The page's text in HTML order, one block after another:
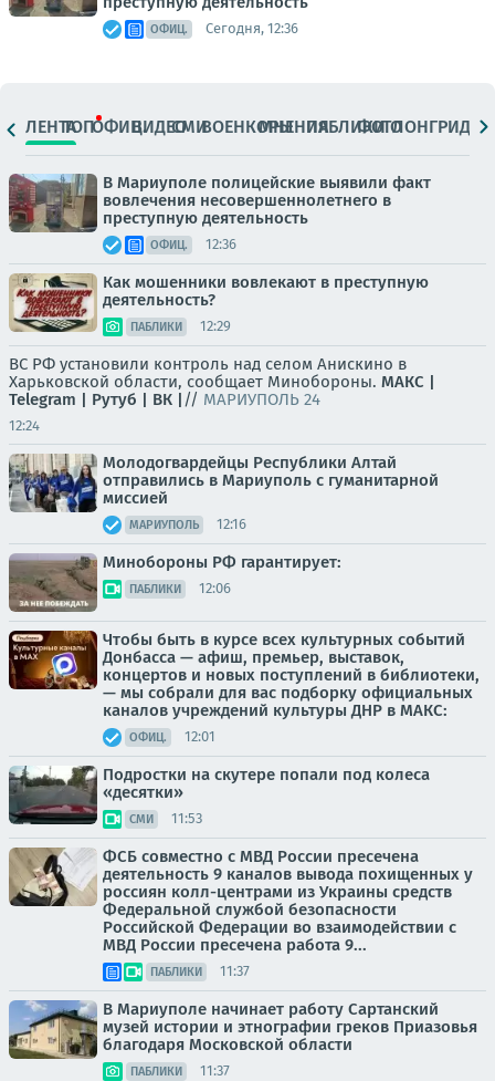
ОФИЦ. Сегодня, 12:36
ЛЕНТАТОПОФИЦ.ВИДЕОСМИВОЕНКОРЫМНЕНИЯПАБЛИКИ
ФОТОЛОНГРИДЫ
В Мариуполе полицейские выявили факт
вовлечения несовершеннолетнего в
преступную деятельность
ОФИЦ. 12:36
Как мошенники вовлекают в преступную
деятельность?
ПАБЛИКИ 12:29
ВС РФ установили контроль над селом Анискино в
Харьковской области, сообщает Минобороны. МАКС |
Telegram | Рутуб | ВК | // МАРИУПОЛЬ 24
12:24
Молодогвардейцы Республики Алтай
отправились в Мариуполь с гуманитарной
миссией
МАРИУПОЛЬ 12:16
Минобороны РФ гарантирует:
ПАБЛИКИ 12:06
Чтобы быть в курсе всех культурных событий
Донбасса — афиш, премьер, выставок,
концертов и новых поступлений в библиотеки,
— мы собрали для вас подборку официальных
каналов учреждений культуры ДНР в МАКС:
ОФИЦ. 12:01
Подростки на скутере попали под колеса
«десятки»
СМИ 11:53
ФСБ совместно с МВД России пресечена
деятельность 9 каналов вывода похищенных у
россиян колл-центрами из Украины средств
Федеральной службой безопасности
Российской Федерации во взаимодействии с
МВД России пресечена работа 9...
ПАБЛИКИ 11:37
В Мариуполе начинает работу Сартанский
музей истории и этнографии греков Приазовья
благодаря Московской области
ПАБЛИКИ 11:37